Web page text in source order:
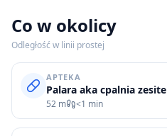
Co w okolicy
Odległość w linii prostej
APTEKA
Palara aka cpalnia zesite
52 m <1 min